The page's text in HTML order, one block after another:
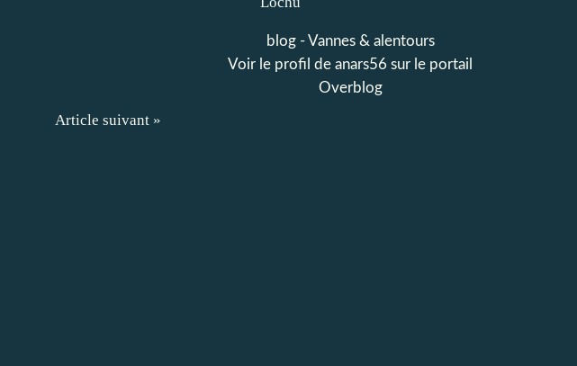
Article suivant »
blog - Vannes & alentours
Voir le profil de anars56 sur le portail
Overblog